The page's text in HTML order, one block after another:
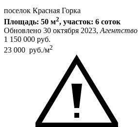
поселок Красная Горка
Площадь: 50 м2, участок: 6 соток
Обновлено 30 октября 2023, Агентство
1 150 000 руб.
23 000 руб./м2